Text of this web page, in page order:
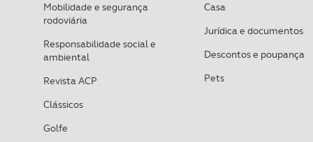
Mobilidade e segurança
rodoviária
Responsabilidade social e
ambiental
Revista ACP
Clássicos
Golfe
Casa
Jurídica e documentos
Descontos e poupança
Pets